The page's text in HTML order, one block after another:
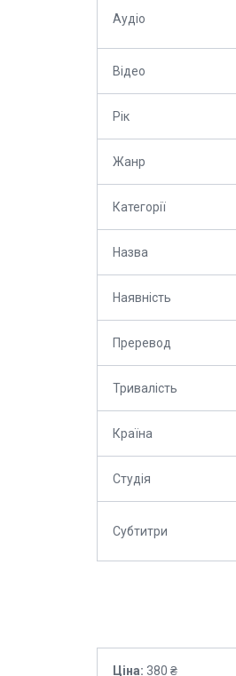
Аудіо
Відео
Рік
Жанр
Категорії
Назва
Наявність
Преревод
Тривалість
Країна
Студія
Субтитри
Ціна: 380 ₴